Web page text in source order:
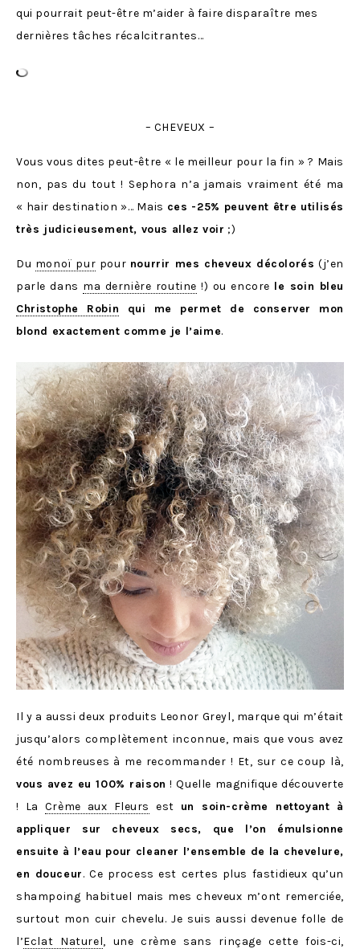
qui pourrait peut-être m’aider à faire disparaître mes
dernières tâches récalcitrantes…
– CHEVEUX –
Vous vous dites peut-être « le meilleur pour la fin » ? Mais
non, pas du tout ! Sephora n’a jamais vraiment été ma
« hair destination »… Mais ces -25% peuvent être utilisés
très judicieusement, vous allez voir ;)
Du monoï pur pour nourrir mes cheveux décolorés (j’en
parle dans ma dernière routine !) ou encore le soin bleu
Christophe Robin qui me permet de conserver mon
blond exactement comme je l’aime.
Il y a aussi deux produits Leonor Greyl, marque qui m’était
jusqu’alors complètement inconnue, mais que vous avez
été nombreuses à me recommander ! Et, sur ce coup là,
vous avez eu 100% raison ! Quelle magnifique découverte
! La Crème aux Fleurs est un soin-crème nettoyant à
appliquer sur cheveux secs, que l’on émulsionne
ensuite à l’eau pour cleaner l’ensemble de la chevelure,
en douceur. Ce process est certes plus fastidieux qu’un
shampoing habituel mais mes cheveux m’ont remerciée,
surtout mon cuir chevelu. Je suis aussi devenue folle de
l’Eclat Naturel, une crème sans rinçage cette fois-ci,